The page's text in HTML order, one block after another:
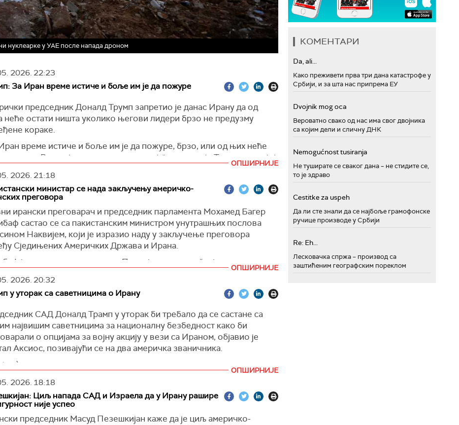
нуклеарке у УАЕ после напада дроном
2026.22:23
За Иран време истиче и боље им је да пожуре
председник Доналд Трумп запретио је данас Ирану да од
неће остати ништа уколико његови лидери брзо не предузму
кораке.
време истиче и боље им је да пожуре, брзо, или од њих неће
ништа. Време је од пресудног значаја", написао је Трамп на својој
Трамп је објавио у суботу на платформи Трутх Социал
клип у којем се види како наводно наређује војни напад на
авион.
је приказан амерички разарач са заставом САД како обара
са иранском заставом док је у углу екрана снимак Трампа који
"
имамо га на нишану. Ватра - бум".
је раније ове недеље одбацио најновију мировну понуду Ирана
док је отворено говорио о разарањима која је
војска већ изазвала у Ирану, као и о циљевима које је
али би могла поново да размотри.
ОПШИРНИЈЕ
2026.21:18
министар се нада закључењу америчко-
преговора
ирански преговарач и председник парламента Мохамед Багер
састао се са пакистанским министром унутрашњих послова
Наквијем, који је изразио наду у закључење преговора
Сједињених Америчких Држава и Ирана.
је осудио владе региона Персијског залива “које су мислиле да
присуство Америке донети безбедност”, и додао да су недавни
међутим, показали да то присуство не само да не доноси
већ штавише ствара несигурност, пренела је иранска
је изјавио да су Иран и Пакистан и раније били блиски, али сада
ближи. Он се осврнуо на преговоре одржане у Исламабаду,
да се Калибаф том приликом заложио за националне
Џазира.
је истовремено изразио наду да Пакистан може да доведе до
тих преговора”.
ОПШИРНИЈЕ
2026.20:32
у уторак са саветницима о Ирану
САД Доналд Трамп у уторак би требало да се састане са
највишим саветницима за националну безбедност како би
о опцијама за војну акцију у вези са Ираном, објавио је
Аксиос, позивајући се на два америчка званичника.
)
ОПШИРНИЈЕ
2026. 18:18
Циљ напада САД и Израела да у Ирану рашире
није успео
председник Масуд Пезешкијан каже да је циљ америчко-
КОМЕНТАРИ
Da, ali...
Како преживети прва три дана катастрофе у
Србији, и за шта нас припрема ЕУ
Dvojnik mog oca
Вероватно свако од нас има свог двојника
са којим дели и сличну ДНК
Nemogućnost tusiranja
Не туширате се сваког дана – не стидите се,
то је здраво
Cestitke za uspeh
Да ли сте знали да се најбоље грамофонске
ручице производе у Србији
Re: Eh...
Лесковачка спржа – производ са
заштићеним географским пореклом